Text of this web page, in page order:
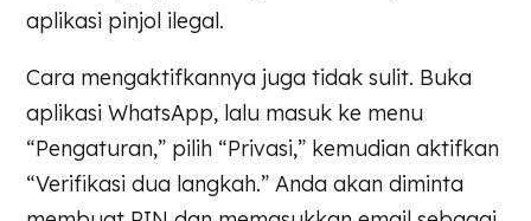
aplikasi pinjol ilegal.
Cara mengaktifkannya juga tidak sulit. Buka
aplikasi WhatsApp, lalu masuk ke menu
“Pengaturan,” pilih “Privasi,” kemudian aktifkan
“Verifikasi dua langkah.” Anda akan diminta